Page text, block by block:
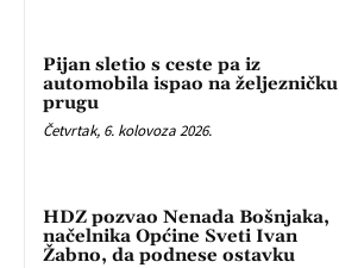
Pijan sletio s ceste pa iz
automobila ispao na željezničku
prugu
Četvrtak, 6. kolovoza 2026.
HDZ pozvao Nenada Bošnjaka,
načelnika Općine Sveti Ivan
Žabno, da podnese ostavku